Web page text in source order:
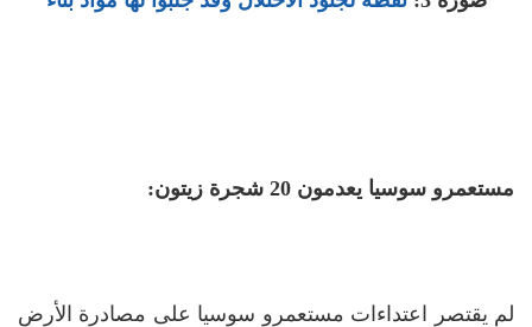
مستعمرو سوسيا يعدمون 20 شجرة زيتون:
لم يقتصر اعتداءات مستعمرو سوسيا على مصادرة الأرض